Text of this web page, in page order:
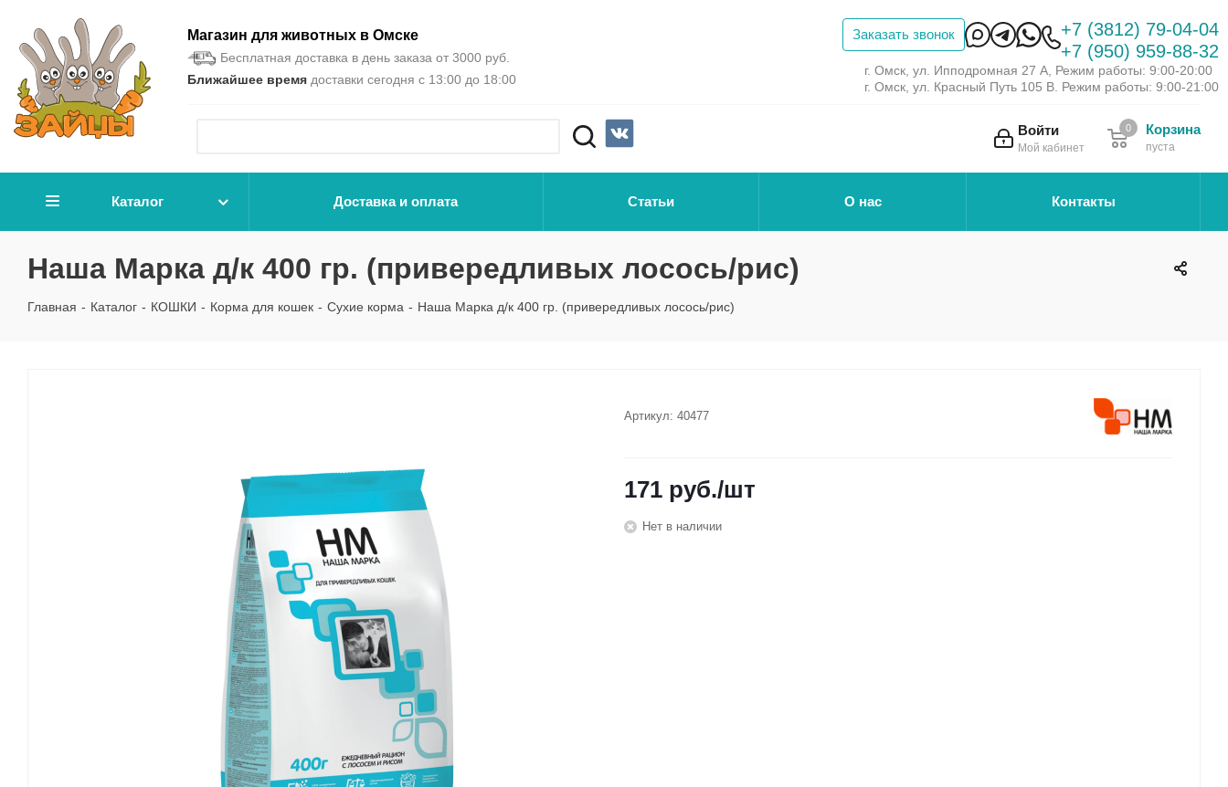
Магазин для животных в Омске
Бесплатная доставка в день заказа от 3000 руб.
Ближайшее время доставки сегодня с 13:00 до 18:00
Заказать звонок
+7 (3812) 79-04-04
+7 (950) 959-88-32
г. Омск, ул. Ипподромная 27 А, Режим работы: 9:00-20:00
г. Омск, ул. Красный Путь 105 В. Режим работы: 9:00-21:00
Войти
Мой кабинет
Корзина
пуста
0
Каталог Доставка и оплата Статьи О нас Контакты
Наша Марка д/к 400 гр. (привередливых лосось/рис)
Главная - Каталог - КОШКИ - Корма для кошек - Сухие корма - Наша Марка д/к 400 гр. (привередливых лосось/рис)
Артикул: 40477
171 руб./шт
Нет в наличии